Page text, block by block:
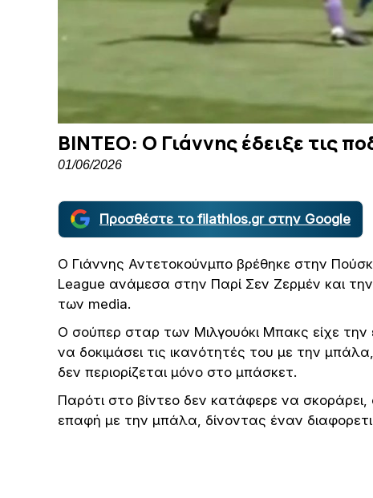
ΒΙΝΤΕΟ: Ο Γιάννης έδειξε τις
01/06/2026
Προσθέστε το filathlos.gr στην Google
Ο Γιάννης Αντετοκούνμπο βρέθηκε στην
League ανάμεσα στην Παρί Σεν Ζερμέν και
των media.
Ο σούπερ σταρ των Μιλγουόκι Μπακς είχε την
να δοκιμάσει τις ικανότητές του με την
δεν περιορίζεται μόνο στο μπάσκετ.
Παρότι στο βίντεο δεν κατάφερε να
επαφή με την μπάλα, δίνοντας έναν